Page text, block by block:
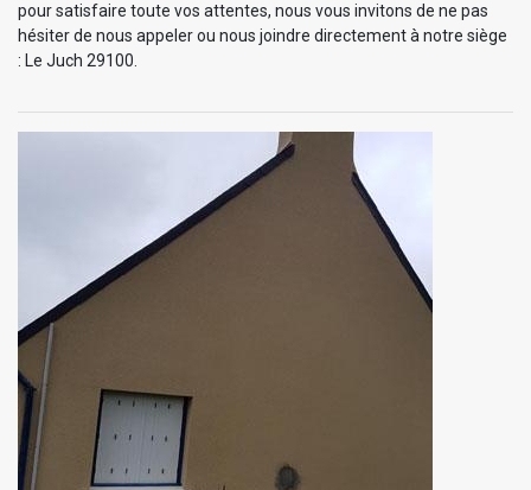
pour satisfaire toute vos attentes, nous vous invitons de ne pas
hésiter de nous appeler ou nous joindre directement à notre siège
: Le Juch 29100.